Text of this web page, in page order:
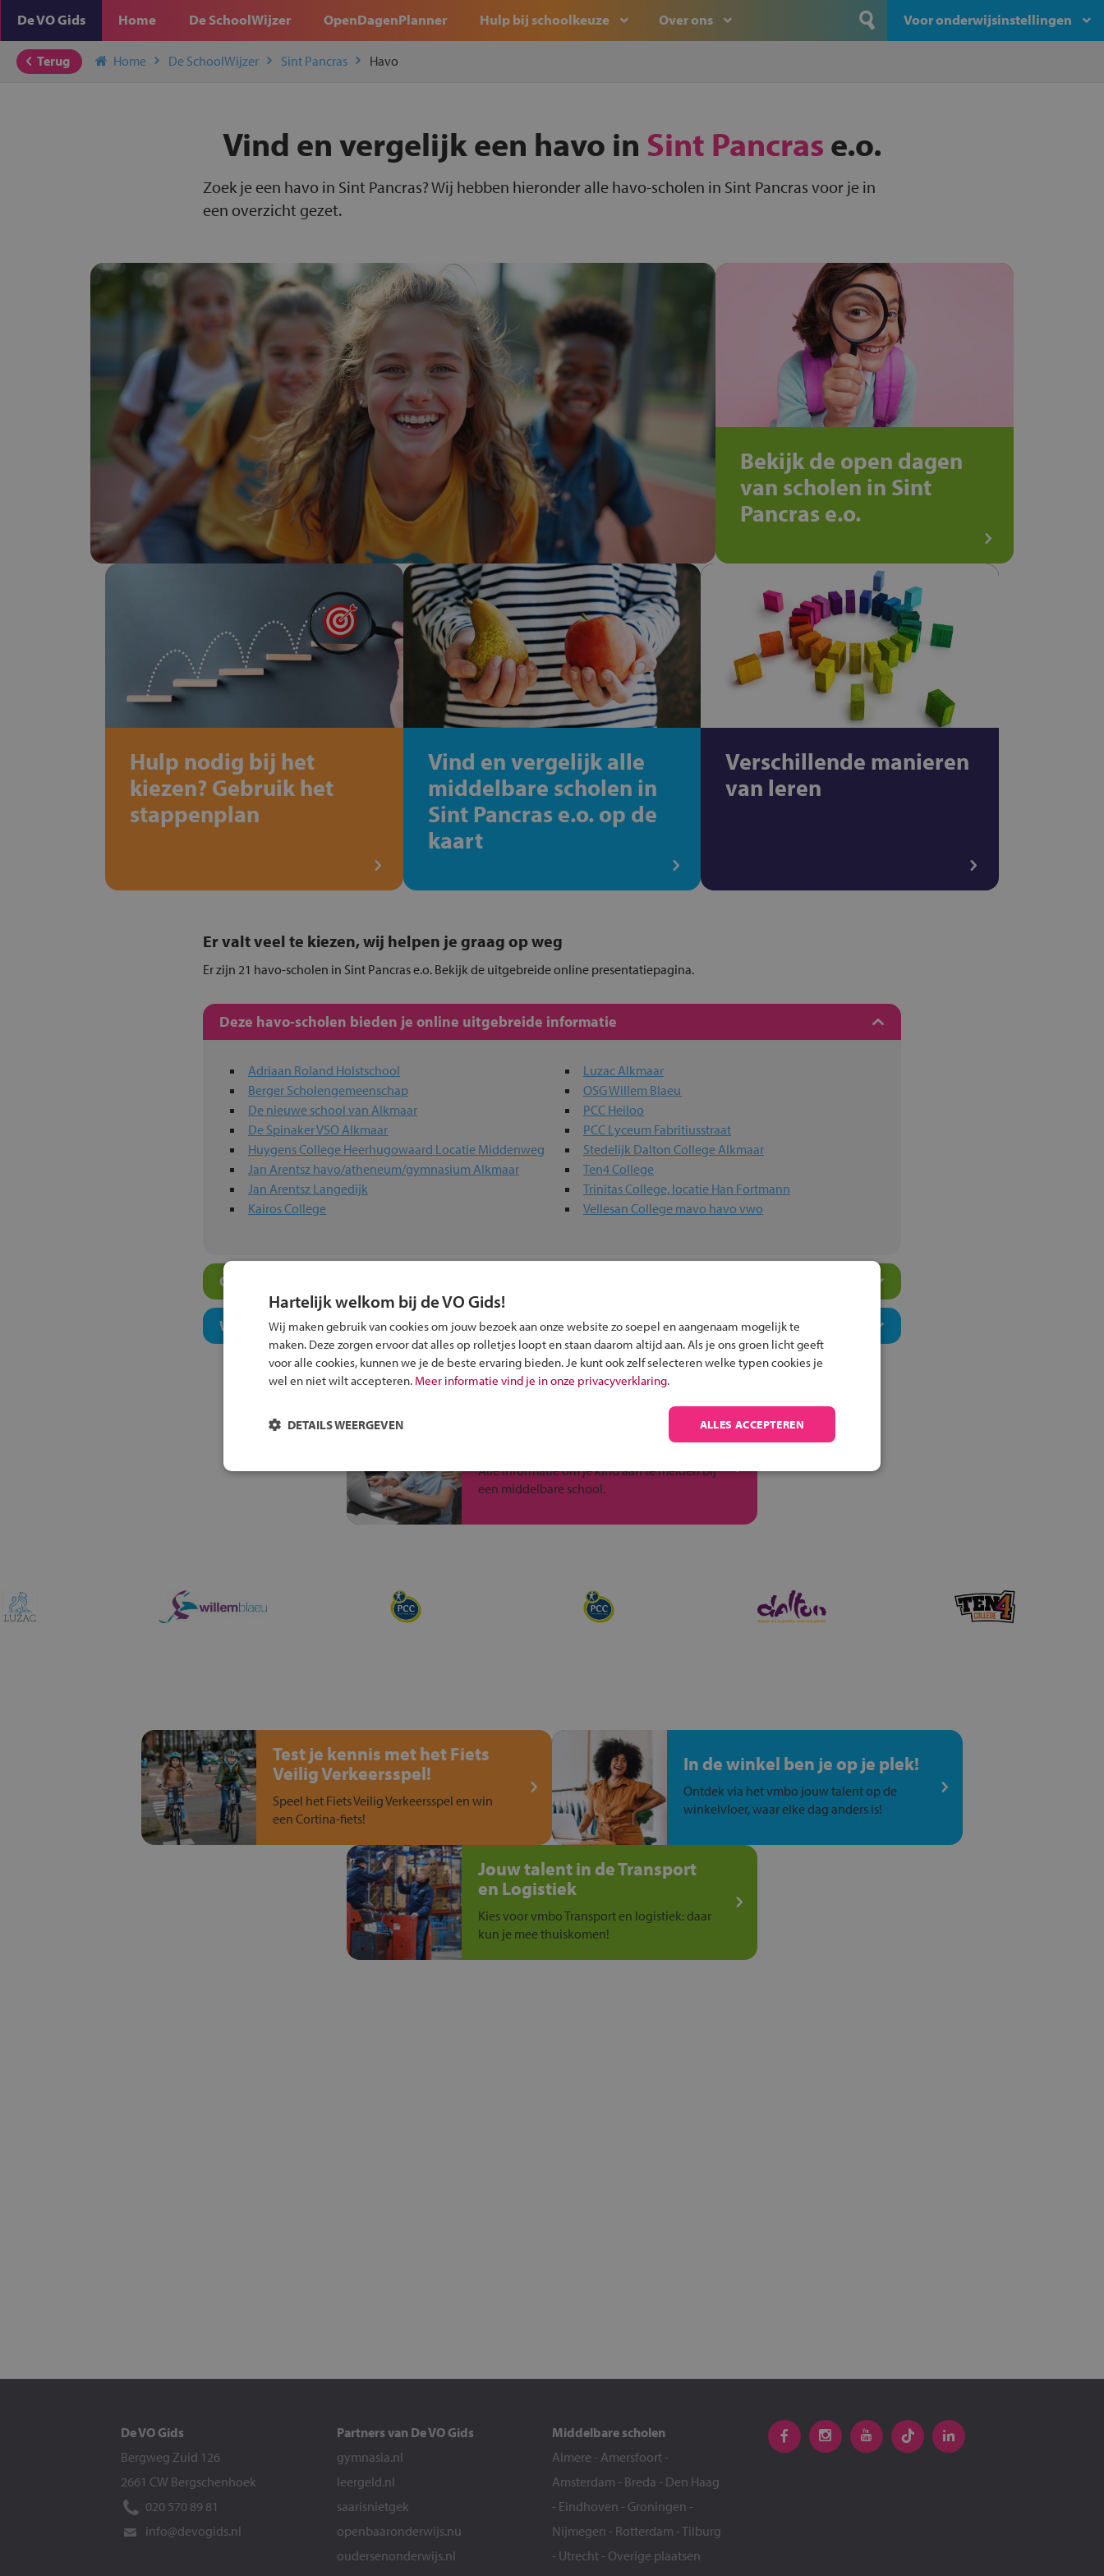
De VO Gids Home De SchoolWijzer OpenDagenPlanner Hulp bij schoolkeuze Over ons Voor onderwijsinstellingen
Terug Home De SchoolWijzer Sint Pancras Havo
Vind en vergelijk een havo in Sint Pancrase.o.
Zoek je een havo in Sint Pancras? Wij hebben hieronder alle havo-scholen in Sint Pancras voor je in
een overzicht gezet.
Bekijk de open dagen
van scholen in Sint
Pancras e.o.
Hulp nodig bij het
kiezen? Gebruik het
stappenplan
Vind en vergelijk alle
middelbare scholen in
Sint Pancras e.o. op de
kaart
Verschillende manieren
van leren
Er valt veel te kiezen, wij helpen je graag op weg
Er zijn 21 havo-scholen in Sint Pancras e.o. Bekijk de uitgebreide online presentatiepagina.
Deze havo-scholen bieden je online uitgebreide informatie
Adriaan Roland Holstschool
Berger Scholengemeenschap
De nieuwe school van Alkmaar
De Spinaker VSO Alkmaar
Huygens College Heerhugowaard Locatie Middenweg
Jan Arentsz havo/atheneum/gymnasium Alkmaar
Jan Arentsz Langedijk
Kairos College
Luzac Alkmaar
OSG Willem Blaeu
PCC Heiloo
PCC Lyceum Fabritiusstraat
Stedelijk Dalton College Alkmaar
Ten4 College
Trinitas College, locatie Han Fortmann
Vellesan College mavo havo vwo
Overige havo-scholen in jouw regio
Welk onderwijsconcept past bij jou?
Alle informatie om je kind aan te melden bij
een middelbare school.
Test je kennis met het Fiets
Veilig Verkeersspel!
Speel het Fiets Veilig Verkeersspel en win
een Cortina-fiets!
In de winkel ben je op je plek!
Ontdek via het vmbo jouw talent op de
winkelvloer, waar elke dag anders is!
Jouw talent in de Transport
en Logistiek
Kies voor vmbo Transport en logistiek: daar
kun je mee thuiskomen!
De VO Gids
Bergweg Zuid 126
2661 CW Bergschenhoek
020 570 89 81
info@devogids.nl
Partners van De VO Gids
gymnasia.nl
leergeld.nl
saarisnietgek
openbaaronderwijs.nu
oudersenonderwijs.nl
Middelbare scholen
Almere - Amersfoort -
Amsterdam - Breda - Den Haag
- Eindhoven - Groningen -
Nijmegen - Rotterdam -Tilburg
- Utrecht - Overige plaatsen
Hartelijk welkom bij de VO Gids!
Wij maken gebruik van cookies om jouw bezoek aan onze website zo soepel en aangenaam mogelijk te
maken. Deze zorgen ervoor dat alles op rolletjes loopt en staan daarom altijd aan. Als je ons groen licht geeft
voor alle cookies, kunnen we je de beste ervaring bieden. Je kunt ook zelf selecteren welke typen cookies je
wel en niet wilt accepteren. Meer informatie vind je in onze privacyverklaring.
ALLES ACCEPTEREN
DETAILS WEERGEVEN